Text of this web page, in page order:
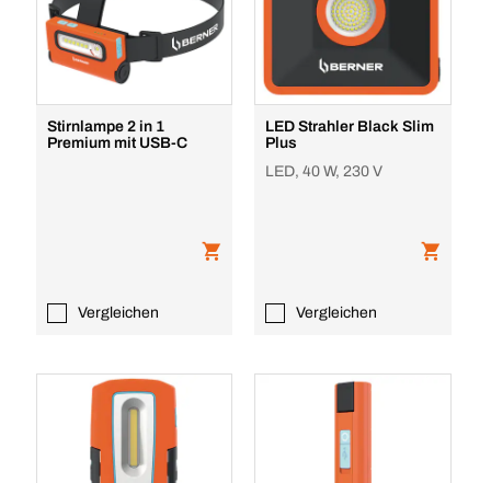
Stirnlampe 2 in 1
Premium mit USB-C
Vergleichen
LED Strahler Black Slim
Plus
LED, 40 W, 230 V
Vergleichen